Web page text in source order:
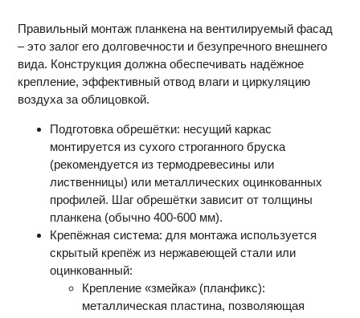
Правильный монтаж планкена на вентилируемый фасад
– это залог его долговечности и безупречного внешнего
вида. Конструкция должна обеспечивать надёжное
крепление, эффективный отвод влаги и циркуляцию
воздуха за облицовкой.
Подготовка обрешётки: несущий каркас
монтируется из сухого строганного бруска
(рекомендуется из термодревесины или
лиственницы) или металлических оцинкованных
профилей. Шаг обрешётки зависит от толщины
планкена (обычно 400-600 мм).
Крепёжная система: для монтажа используется
скрытый крепёж из нержавеющей стали или
оцинкованный:
Крепление «змейка» (планфикс):
металлическая пластина, позволяющая